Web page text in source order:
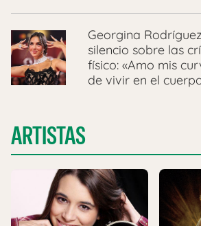
Georgina
silencio sobre las
físico: «Amo mis
de vivir en el
ARTISTAS